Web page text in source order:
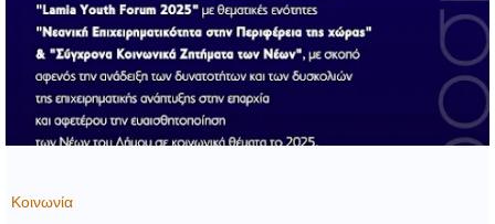
Κοινωνία